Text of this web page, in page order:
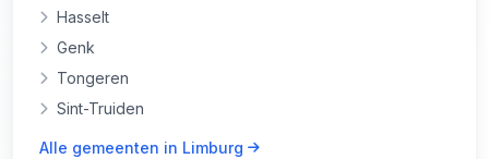
Hasselt
Genk
Tongeren
Sint-Truiden
Alle gemeenten in Limburg